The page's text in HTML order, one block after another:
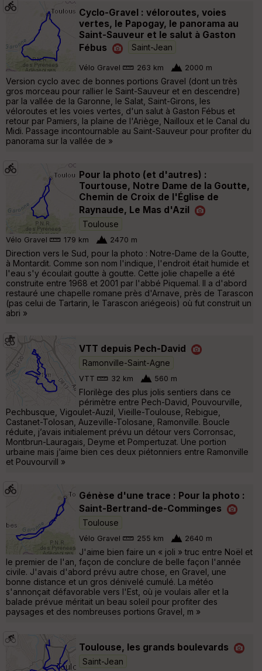
Cyclo-Gravel : véloroutes, voies
vertes, le Papogay, le panorama au
Saint-Sauveur et le salut à Gaston
Fébus
Saint-Jean
Vélo Gravel 263 km 2000 m
Version cyclo avec de bonnes portions Gravel (dont un très
gros morceau pour rallier le Saint-Sauveur et en descendre)
par la vallée de la Garonne, le Salat, Saint-Girons, les
véloroutes et les voies vertes, d'un salut à Gaston Fébus et
retour par Pamiers, la plaine de l'Ariège, Nailloux et le Canal du
Midi. Passage incontournable au Saint-Sauveur pour profiter du
panorama sur la vallée de »
Pour la photo (et d'autres) :
Tourtouse, Notre Dame de la Goutte,
Chemin de Croix de l'Église de
Raynaude, Le Mas d'Azil
Toulouse
Vélo Gravel 179 km 2470 m
Direction vers le Sud, pour la photo : Notre-Dame de la Goutte,
à Montardit. Comme son nom l'indique, l'endroit était humide et
l'eau s'y écoulait goutte à goutte. Cette jolie chapelle a été
construite entre 1968 et 2001 par l'abbé Piquemal. Il a d'abord
restauré une chapelle romane près d'Arnave, près de Tarascon
(pas celui de Tartarin, le Tarascon ariégeois) où fut construit un
abri »
VTT depuis Pech-David
Ramonville-Saint-Agne
VTT 32 km 560 m
Florilège des plus jolis sentiers dans ce
périmètre entre Pech-David, Pouvourville,
Pechbusque, Vigoulet-Auzil, Vieille-Toulouse, Rebigue,
Castanet-Tolosan, Auzeville-Tolosane, Ramonville. Boucle
réduite, j’avais initialement prévu un détour vers Corronsac,
Montbrun-Lauragais, Deyme et Pompertuzat. Une portion
urbaine mais j’aime bien ces deux piétonniers entre Ramonville
et Pouvourvill »
Génèse d'une trace : Pour la photo :
Saint-Bertrand-de-Comminges
Toulouse
Vélo Gravel 255 km 2640 m
J'aime bien faire un « joli » truc entre Noël et
le premier de l'an, façon de conclure de belle façon l'année
civile. J'avais d'abord prévu autre chose, en Gravel, une
bonne distance et un gros dénivelé cumulé. La météo
s'annonçait défavorable vers l'Est, où je voulais aller et la
balade prévue méritait un beau soleil pour profiter des
paysages et des nombreuses portions Gravel, m »
Toulouse, les grands boulevards
Saint-Jean